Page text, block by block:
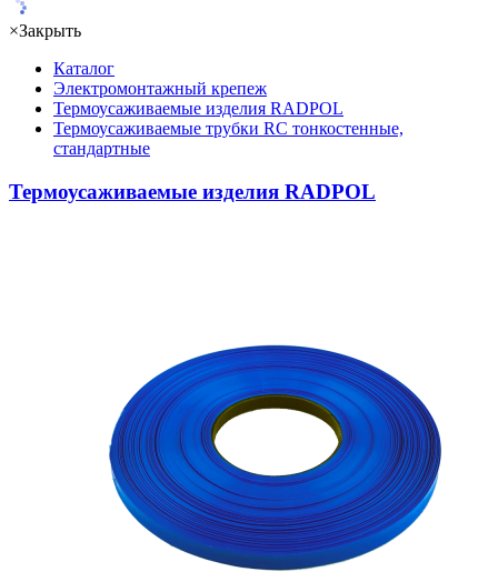
×Закрыть
Каталог
Электромонтажный крепеж
Термоусаживаемые изделия RADPOL
Термоусаживаемые трубки RC тонкостенные,
стандартные
Термоусаживаемые изделия RADPOL